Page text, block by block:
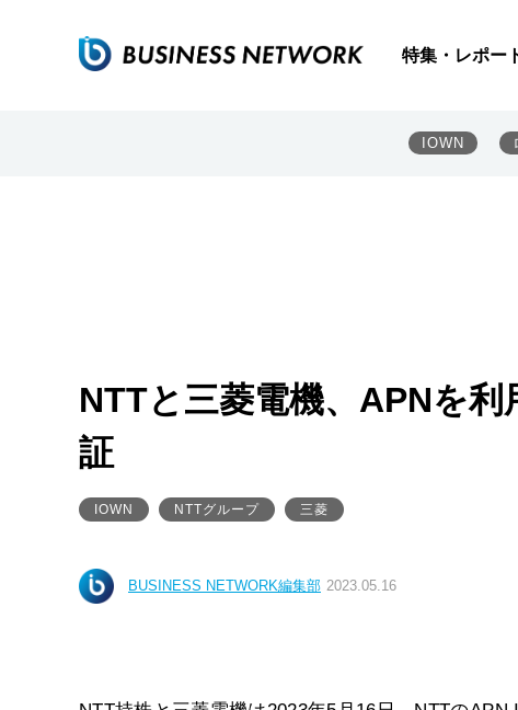
特集・レポー
IOWN
NTTと三菱電機、APNを
証
IOWN NTTグループ 三菱
BUSINESS NETWORK編集部 2023.05.16